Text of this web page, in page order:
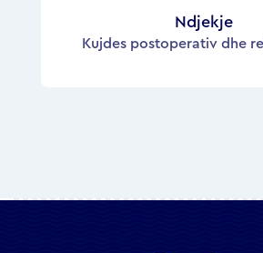
Ndjekje
Kujdes postoperativ dhe